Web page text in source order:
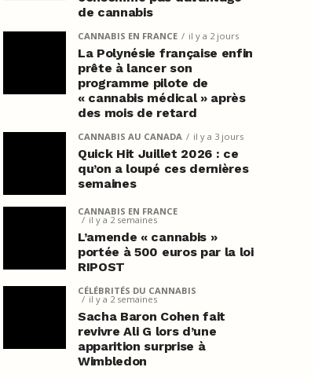
de cannabis
CANNABIS EN FRANCE il y a 2 jours
La Polynésie française enfin
prête à lancer son
programme pilote de
« cannabis médical » après
des mois de retard
CANNABIS AU CANADA il y a 3 jours
Quick Hit Juillet 2026 : ce
qu’on a loupé ces dernières
semaines
CANNABIS EN FRANCE
il y a 2 semaines
L’amende « cannabis »
portée à 500 euros par la loi
RIPOST
CÉLÉBRITÉS DU CANNABIS
il y a 2 semaines
Sacha Baron Cohen fait
revivre Ali G lors d’une
apparition surprise à
Wimbledon